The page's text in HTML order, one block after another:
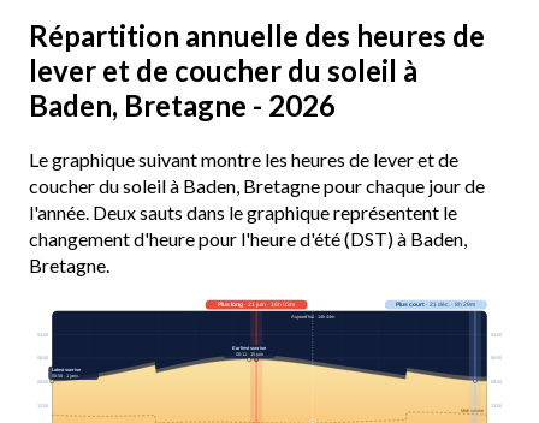
Répartition annuelle des heures de
lever et de coucher du soleil à
Baden, Bretagne - 2026
Le graphique suivant montre les heures de lever et de
coucher du soleil à Baden, Bretagne pour chaque jour de
l'année. Deux sauts dans le graphique représentent le
changement d'heure pour l'heure d'été (DST) à Baden,
Bretagne.
Midi solaire
03:00 03:00
06:00 06:00
09:00 09:00
12:00 12:00
Plus long· 21 juin · 16h 03m Plus court· 21 déc. · 8h 29m
Aujourd’hui · 14h 44m
Earliest sunrise
06:11 · 15 juin
Latest sunrise
08:58 · 1 janv.